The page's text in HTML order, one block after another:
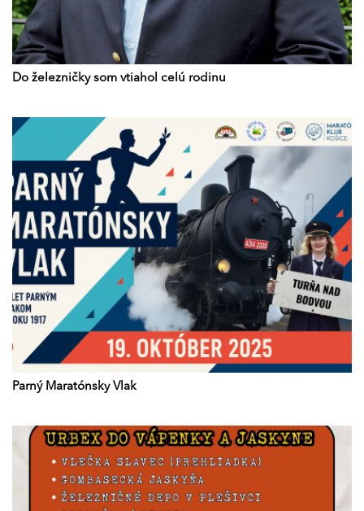
Do železničky som vtiahol celú rodinu
Parný Maratónsky Vlak